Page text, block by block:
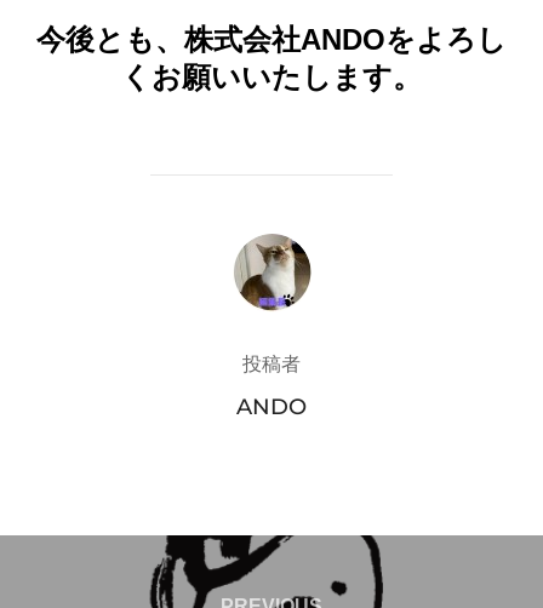
今後とも、株式会社ANDOをよろし
くお願いいたし ます。
投稿者
投稿者
ANDO